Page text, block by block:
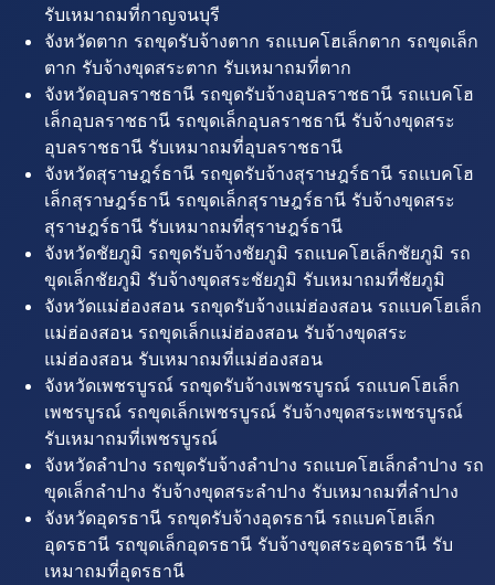
รับเหมาถมที่กาญจนบุรี
จังหวัดตาก รถขุดรับจ้างตาก รถแบคโฮเล็กตาก รถขุดเล็ก
ตาก รับจ้างขุดสระตาก รับเหมาถมที่ตาก
จังหวัดอุบลราชธานี รถขุดรับจ้างอุบลราชธานี รถแบคโฮ
เล็กอุบลราชธานี รถขุดเล็กอุบลราชธานี รับจ้างขุดสระ
อุบลราชธานี รับเหมาถมที่อุบลราชธานี
จังหวัดสุราษฎร์ธานี รถขุดรับจ้างสุราษฎร์ธานี รถแบคโฮ
เล็กสุราษฎร์ธานี รถขุดเล็กสุราษฎร์ธานี รับจ้างขุดสระ
สุราษฎร์ธานี รับเหมาถมที่สุราษฎร์ธานี
จังหวัดชัยภูมิ รถขุดรับจ้างชัยภูมิ รถแบคโฮเล็กชัยภูมิ รถ
ขุดเล็กชัยภูมิ รับจ้างขุดสระชัยภูมิ รับเหมาถมที่ชัยภูมิ
จังหวัดแม่ฮ่องสอน รถขุดรับจ้างแม่ฮ่องสอน รถแบคโฮเล็ก
แม่ฮ่องสอน รถขุดเล็กแม่ฮ่องสอน รับจ้างขุดสระ
แม่ฮ่องสอน รับเหมาถมที่แม่ฮ่องสอน
จังหวัดเพชรบูรณ์ รถขุดรับจ้างเพชรบูรณ์ รถแบคโฮเล็ก
เพชรบูรณ์ รถขุดเล็กเพชรบูรณ์ รับจ้างขุดสระเพชรบูรณ์
รับเหมาถมที่เพชรบูรณ์
จังหวัดลำปาง รถขุดรับจ้างลำปาง รถแบคโฮเล็กลำปาง รถ
ขุดเล็กลำปาง รับจ้างขุดสระลำปาง รับเหมาถมที่ลำปาง
จังหวัดอุดรธานี รถขุดรับจ้างอุดรธานี รถแบคโฮเล็ก
อุดรธานี รถขุดเล็กอุดรธานี รับจ้างขุดสระอุดรธานี รับ
เหมาถมที่อุดรธานี